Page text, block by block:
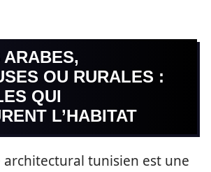
OU RURALES :
QUI
L’HABITAT
tunisien est une